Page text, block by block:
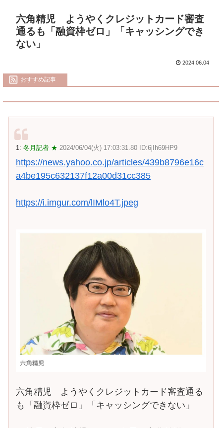
六角精児 ようやくクレジットカード審査
通るも「融資枠ゼロ」「キャッシングでき
ない」
2024.06.04
おすすめ記事
1: 冬月記者 ★ 2024/06/04(火) 17:03:31.80 ID:6jIh69HP9
https://news.yahoo.co.jp/articles/439b8796e16c
a4be195c632137f12a00d31cc385
https://i.imgur.com/lIMlo4T.jpeg
六角精児 ようやくクレジットカード審査通る
も「融資枠ゼロ」「キャッシングできない」